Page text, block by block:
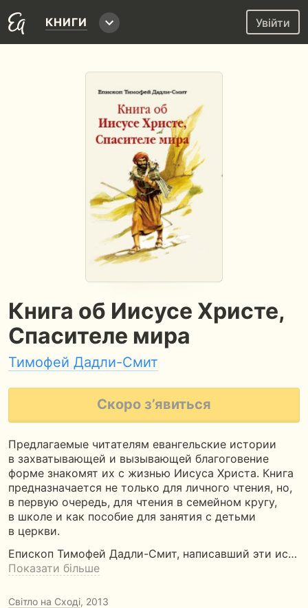
КНИГИ Увійти
Книга об Иисусе Христе,
Спасителе мира
Тимофей Дадли-Смит
Скоро з’явиться
Предлагаемые читателям евангельские истории
в захватывающей и вызывающей благоговение
форме знакомят их с жизнью Иисуса Христа. Книга
предназначается не только для личного чтения, но,
в первую очередь, для чтения в семейном кругу,
в школе и как пособие для занятия с детьми
в церкви.
Епископ Тимофей Дадли-Смит, написавший эти ис…
Показати більше
Світло на Сході, 2013